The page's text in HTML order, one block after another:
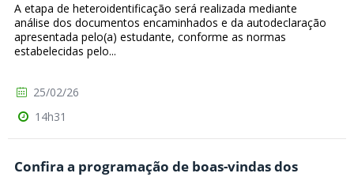
A etapa de heteroidentificação será realizada mediante
análise dos documentos encaminhados e da autodeclaração
apresentada pelo(a) estudante, conforme as normas
estabelecidas pelo...
25/02/26
14h31
Confira a programação de boas-vindas dos